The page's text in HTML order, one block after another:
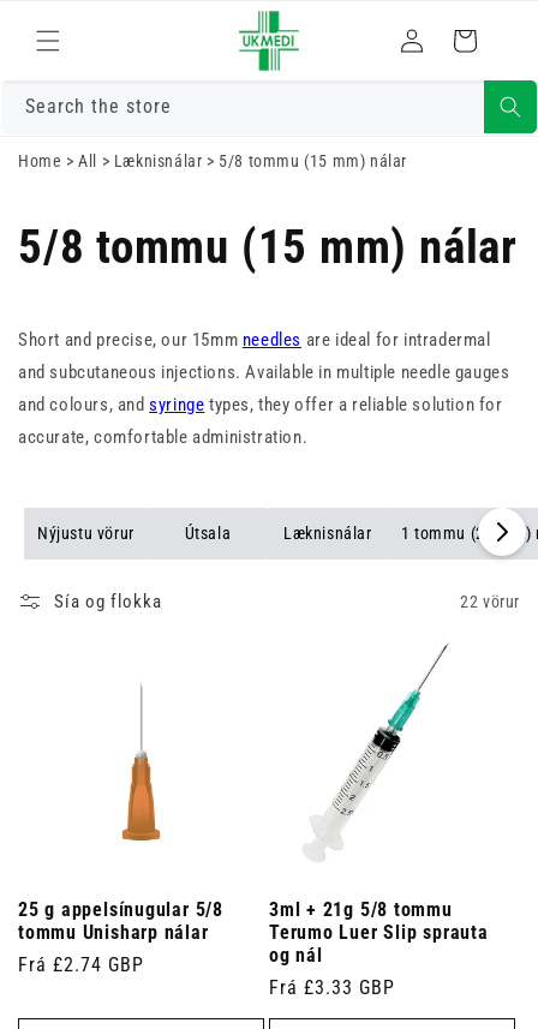
Fara í efni
inn
Karfa
Search the store
Home >All > Læknisnálar > 5/8 tommu (15 mm) nálar
5/8 tommu (15 mm) nálar
Short and precise, our 15mm needles are ideal for intradermal
and subcutaneous injections. Available in multiple needle gauges
and colours, andsyringe types, they offer a reliable solution for
accurate, comfortable administration.
Nýjustu vörur Útsala Læknisnálar 1 tommu (25 mm)
Sía og flokka 22 vörur
25 g appelsínugular 5/8
tommu Unisharp nálar
Venjulegt
Frá £2.74 GBP
3ml + 21g 5/8 tommu
Terumo Luer Slip sprauta
og nál
Venjulegt
verð
Frá £3.33 GBP